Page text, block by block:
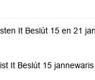
It Beslút 15 en 21
It Beslút 15